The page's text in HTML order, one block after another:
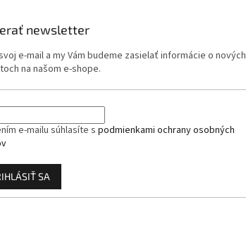
newsletter
e-mail a my Vám budeme zasielať informácie o nových
na našom e-shope.
e-mailu súhlasíte s podmienkami ochrany osobných
SA